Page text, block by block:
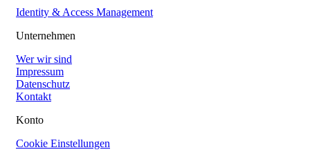
Identity & Access Management
Unternehmen
Wer wir sind
Impressum
Datenschutz
Kontakt
Konto
Cookie Einstellungen